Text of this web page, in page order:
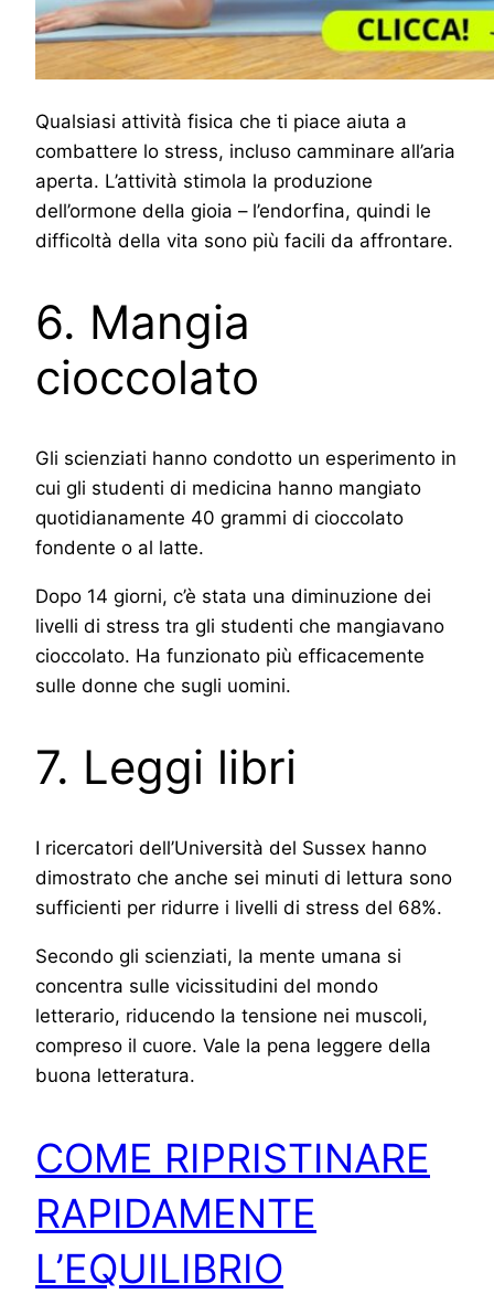
Qualsiasi attività fisica che ti piace aiuta a
combattere lo stress, incluso camminare all’aria
aperta. L’attività stimola la produzione
dell’ormone della gioia – l’endorfina, quindi le
difficoltà della vita sono più facili da affrontare.
6. Mangia
cioccolato
Gli scienziati hanno condotto un esperimento in
cui gli studenti di medicina hanno mangiato
quotidianamente 40 grammi di cioccolato
fondente o al latte.
Dopo 14 giorni, c’è stata una diminuzione dei
livelli di stress tra gli studenti che mangiavano
cioccolato. Ha funzionato più efficacemente
sulle donne che sugli uomini.
7. Leggi libri
I ricercatori dell’Università del Sussex hanno
dimostrato che anche sei minuti di lettura sono
sufficienti per ridurre i livelli di stress del 68%.
Secondo gli scienziati, la mente umana si
concentra sulle vicissitudini del mondo
letterario, riducendo la tensione nei muscoli,
compreso il cuore. Vale la pena leggere della
buona letteratura.
COME RIPRISTINARE
RAPIDAMENTE
L’EQUILIBRIO